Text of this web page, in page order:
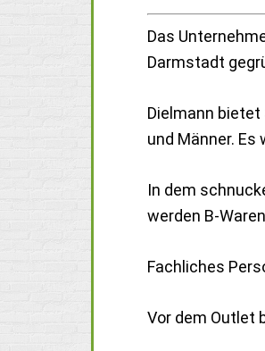
Das
Darmstadt
Dielmann bietet
und Männer. Es
In dem
werden B-
Fachliches
Vor dem Outlet